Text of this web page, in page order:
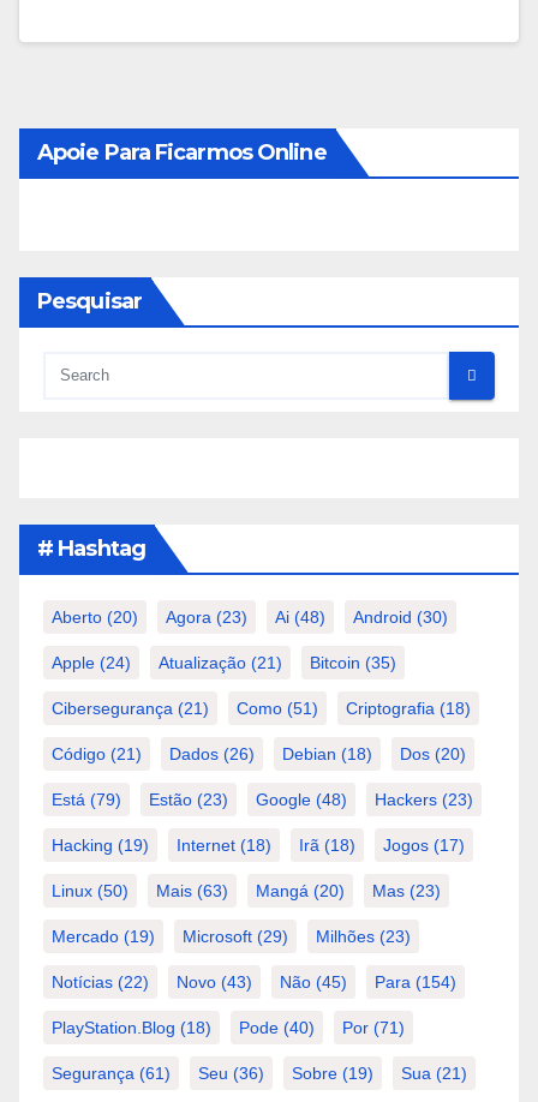
Apoie Para Ficarmos Online
Pesquisar
# Hashtag
Aberto (20) Agora (23) Ai (48) Android (30)
Apple (24) Atualização (21) Bitcoin (35)
Cibersegurança (21) Como (51) Criptografia (18)
Código (21) Dados (26) Debian (18) Dos (20)
Está (79) Estão (23) Google (48) Hackers (23)
Hacking (19) Internet (18) Irã (18) Jogos (17)
Linux (50) Mais (63) Mangá (20) Mas (23)
Mercado (19) Microsoft (29) Milhões (23)
Notícias (22) Novo (43) Não (45) Para (154)
PlayStation.Blog (18) Pode (40) Por (71)
Segurança (61) Seu (36) Sobre (19) Sua (21)